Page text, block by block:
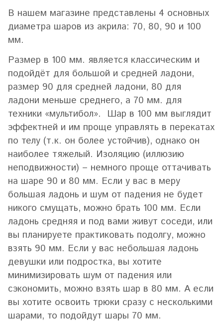
В нашем магазине представлены 4 основных
диаметра шаров из акрила: 70, 80, 90 и 100
мм.
Размер в 100 мм. является классическим и
подойдёт для большой и средней ладони,
размер 90 для средней ладони, 80 для
ладони меньше среднего, а 70 мм. для
техники «мультибол». Шар в 100 мм выглядит
эффектней и им проще управлять в перекатах
по телу (т.к. он более устойчив), однако он
наиболее тяжелый. Изоляцию (иллюзию
неподвижности) – немного проще оттачивать
на шаре 90 и 80 мм. Если у вас в меру
большая ладонь и шум от падения не будет
никого смущать, можно брать 100 мм. Если
ладонь средняя и под вами живут соседи, или
вы планируете практиковать подолгу, можно
взять 90 мм. Если у вас небольшая ладонь
девушки или подростка, вы хотите
минимизировать шум от падения или
сэкономить, можно взять шар в 80 мм. А если
вы хотите освоить трюки сразу с несколькими
шарами, то подойдут шары 70 мм.